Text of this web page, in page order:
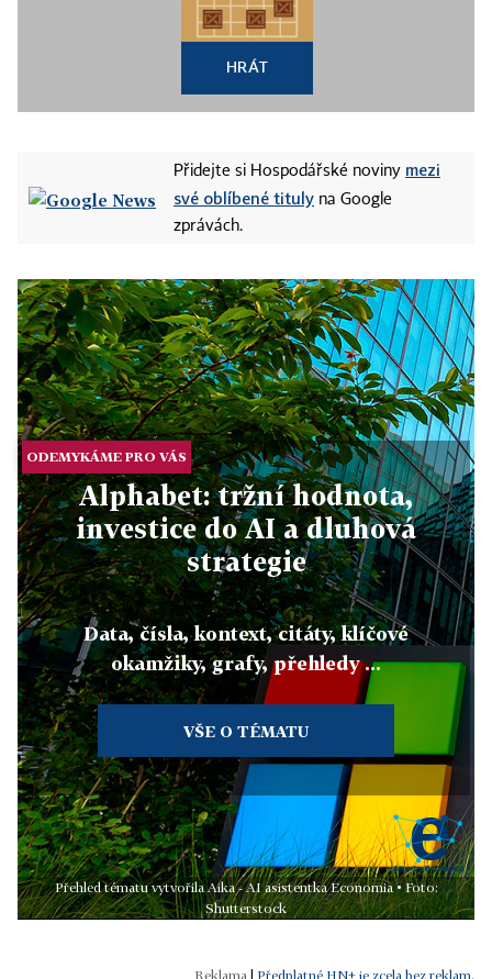
HRÁT
Přidejte si Hospodářské noviny mezi
své oblíbené tituly na Google
zprávách.
ODEMYKÁME PRO VÁS
Alphabet: tržní hodnota,
investice do AI a dluhová
strategie
Data, čísla, kontext, citáty, klíčové
okamžiky, grafy, přehledy ...
VŠE O TÉMATU
Přehled tématu vytvořila Aika - AI asistentka Economia • Foto:
Shutterstock
Předplatné HN+ je zcela bez reklam.